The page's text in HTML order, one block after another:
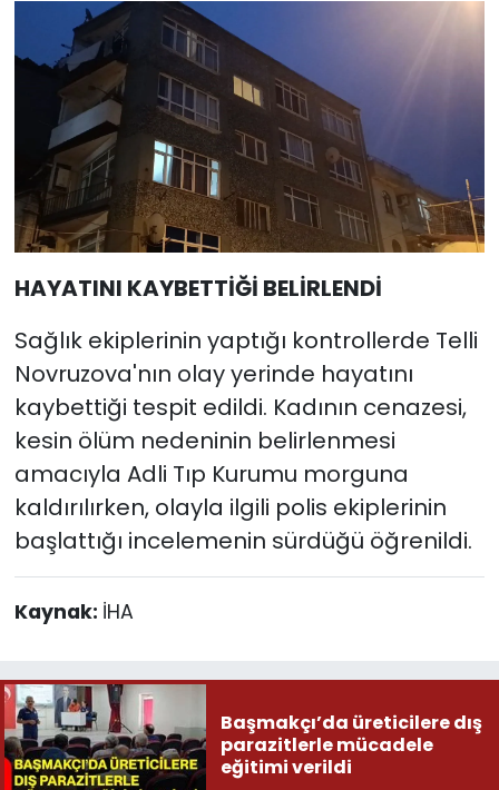
HAYATINI KAYBETTİĞİ BELİRLENDİ
Sağlık ekiplerinin yaptığı kontrollerde Telli
Novruzova'nın olay yerinde hayatını
kaybettiği tespit edildi. Kadının cenazesi,
kesin ölüm nedeninin belirlenmesi
amacıyla Adli Tıp Kurumu morguna
kaldırılırken, olayla ilgili polis ekiplerinin
başlattığı incelemenin sürdüğü öğrenildi.
Kaynak: İHA
Başmakçı’da üreticilere dış
parazitlerle mücadele
eğitimi verildi